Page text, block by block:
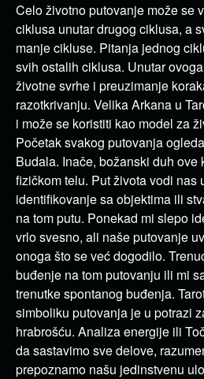
Celo životno putovanje može se
ciklusa unutar drugog ciklusa, a
manje cikluse. Pitanja jednog
svih ostalih ciklusa. Unutar
životne svrhe i preuzimanje
razotkrivanju. Velika Arkana u
i može se koristiti kao model za
Početak svakog putovanja
Budala. Inače, božanski duh ove
fizičkom telu. Put života vodi nas
identifikovanje sa objektima ili
na tom putu. Ponekad mi slepo
vrlo svesno, ali naše putovanje
onoga što se već dogodilo.
buđenje na tom putovanju ili mi
trenutke spontanog buđenja.
simboliku putovanja je u potrazi
hrabrošću. Analiza energije ili
da sastavimo sve delove,
prepoznamo našu jedinstvenu